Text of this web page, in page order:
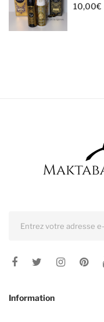
10,00€
Information